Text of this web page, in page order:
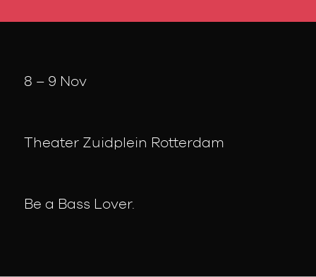
8 – 9 Nov
Theater Zuidplein Rotterdam
Be a Bass Lover.